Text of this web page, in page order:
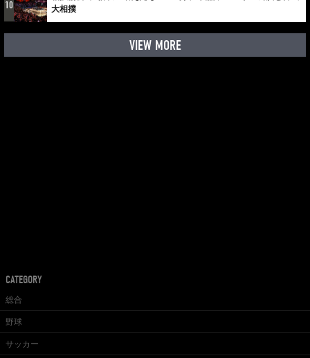
10
大相撲
VIEW MORE
CATEGORY
総合
野球
サッカー